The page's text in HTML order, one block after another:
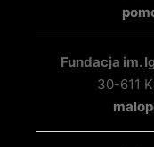
Fundacja im.
30-611